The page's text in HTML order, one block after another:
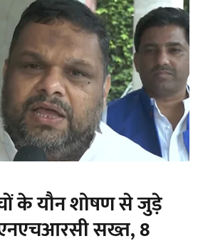
के यौन शोषण से जुड़े
सख्त, 8